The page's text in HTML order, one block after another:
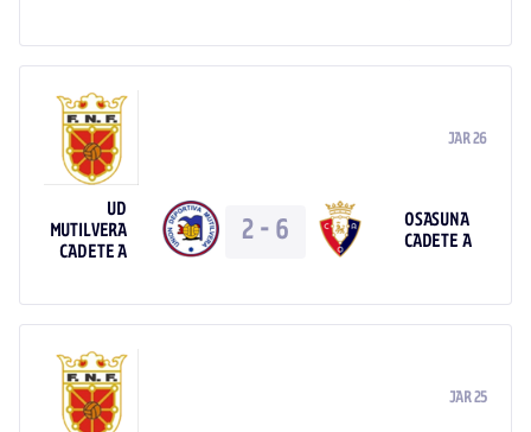
JAR 26
UD
MUTILVERA
CADETE A
2 - 6
OSASUNA
CADETE A
JAR 25